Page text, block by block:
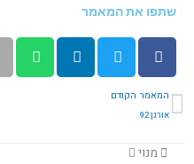
שתפו את המאמר
קודם
המאמר הקודם
אורגן 92
מנוי